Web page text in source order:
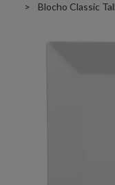
Blocho Classic